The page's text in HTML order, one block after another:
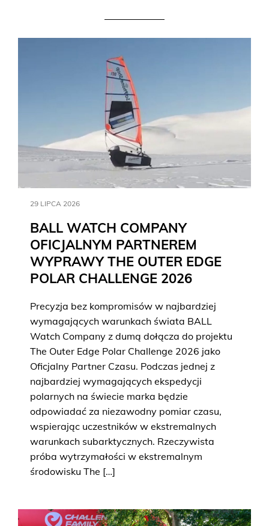
29 LIPCA 2026
BALL WATCH COMPANY
OFICJALNYM PARTNEREM
WYPRAWY THE OUTER EDGE
POLAR CHALLENGE 2026
Precyzja bez kompromisów w najbardziej
wymagających warunkach świata BALL
Watch Company z dumą dołącza do projektu
The Outer Edge Polar Challenge 2026 jako
Oficjalny Partner Czasu. Podczas jednej z
najbardziej wymagających ekspedycji
polarnych na świecie marka będzie
odpowiadać za niezawodny pomiar czasu,
wspierając uczestników w ekstremalnych
warunkach subarktycznych. Rzeczywista
próba wytrzymałości w ekstremalnym
środowisku The […]